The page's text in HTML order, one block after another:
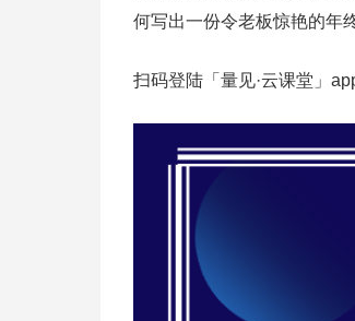
何写出一份令老板惊艳的年
扫码登陆「量见·云课堂」